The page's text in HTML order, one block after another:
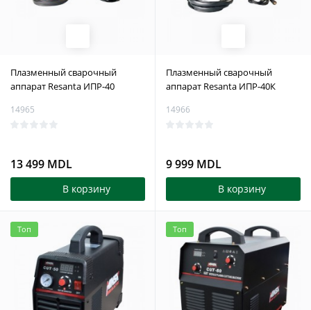
Плазменный сварочный
аппарат Resanta ИПР-40
14965
13 499 MDL
В корзину
Плазменный сварочный
аппарат Resanta ИПР-40К
14966
9 999 MDL
В корзину
Топ Топ